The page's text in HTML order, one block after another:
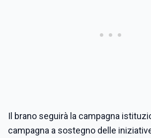
Il brano seguirà la campagna
campagna a sostegno delle